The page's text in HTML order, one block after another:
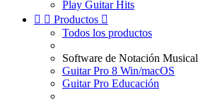
Play Guitar Hits
  Productos 
Todos los productos
Software de Notación Musical
Guitar Pro 8 Win/macOS
Guitar Pro Educación